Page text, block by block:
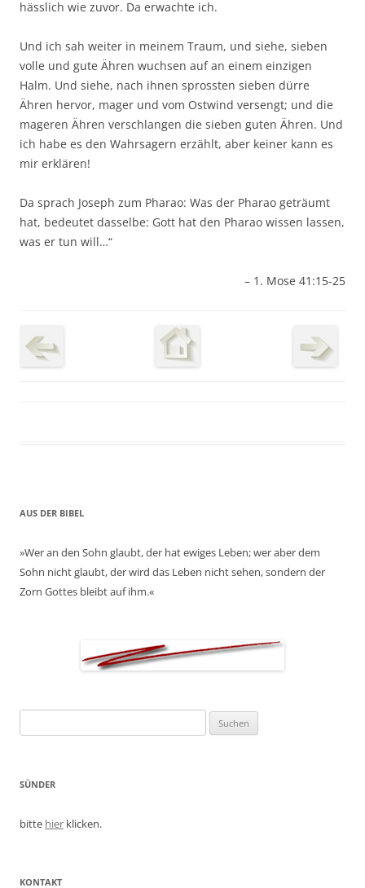
hässlich wie zuvor. Da erwachte ich.
Und ich sah weiter in meinem Traum, und siehe, sieben
volle und gute Ähren wuchsen auf an einem einzigen
Halm. Und siehe, nach ihnen sprossten sieben dürre
Ähren hervor, mager und vom Ostwind versengt; und die
mageren Ähren verschlangen die sieben guten Ähren. Und
ich habe es den Wahrsagern erzählt, aber keiner kann es
mir erklären!
Da sprach Joseph zum Pharao: Was der Pharao geträumt
hat, bedeutet dasselbe: Gott hat den Pharao wissen lassen,
was er tun will…“
– 1. Mose 41:15-25
AUS DER BIBEL
»Wer an den Sohn glaubt, der hat ewiges Leben; wer aber dem
Sohn nicht glaubt, der wird das Leben nicht sehen, sondern der
Zorn Gottes bleibt auf ihm.«
nach:
SÜNDER
bitte hier klicken.
KONTAKT